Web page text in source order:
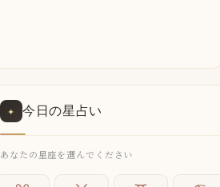
✦ 今日の星占い
あなたの星座を選んでください